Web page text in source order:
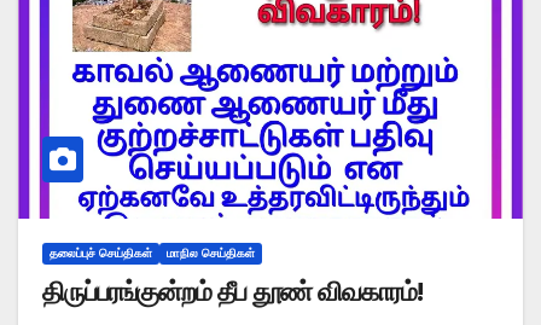
தலைப்புச் செய்திகள் மாநில செய்திகள்
திருப்பரங்குன்றம் தீப தூண் விவகாரம்!